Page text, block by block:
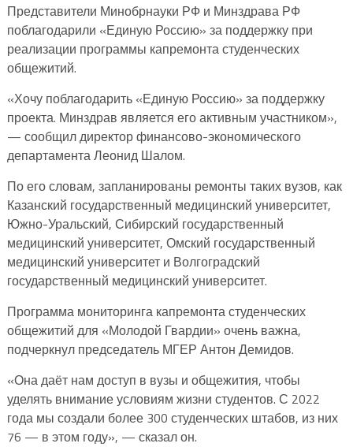
Представители Минобрнауки РФ и Минздрава РФ
поблагодарили «Единую Россию» за поддержку при
реализации программы капремонта студенческих
общежитий.
«Хочу поблагодарить «Единую Россию» за поддержку
проекта. Минздрав является его активным участником»,
— сообщил директор финансово-экономического
департамента Леонид Шалом.
По его словам, запланированы ремонты таких вузов, как
Казанский государственный медицинский университет,
Южно-Уральский, Сибирский государственный
медицинский университет, Омский государственный
медицинский университет и Волгоградский
государственный медицинский университет.
Программа мониторинга капремонта студенческих
общежитий для «Молодой Гвардии» очень важна,
подчеркнул председатель МГЕР Антон Демидов.
«Она даёт нам доступ в вузы и общежития, чтобы
уделять внимание условиям жизни студентов. С 2022
года мы создали более 300 студенческих штабов, из них
76 — в этом году», — сказал он.